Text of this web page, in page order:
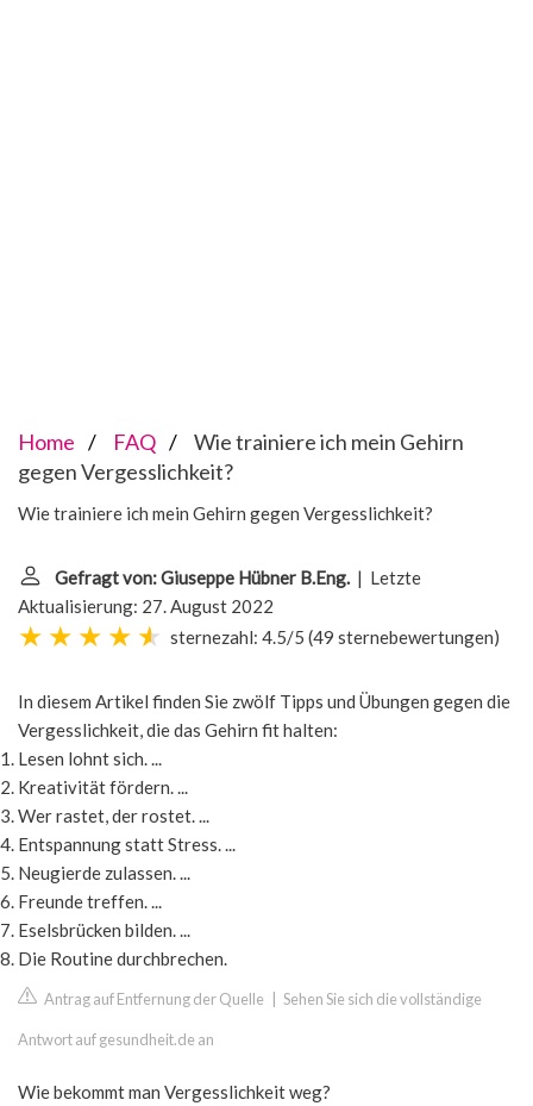
Home FAQ
Wie trainiere ich mein Gehirn
gegen Vergesslichkeit?
Wie trainiere ich mein Gehirn gegen Vergesslichkeit?
Gefragt von: Giuseppe Hübner B.Eng. | Letzte
Aktualisierung: 27. August 2022
sternezahl: 4.5/5 (49 sternebewertungen)
In diesem Artikel finden Sie zwölf Tipps und Übungen gegen die
Vergesslichkeit, die das Gehirn fit halten:
Lesen lohnt sich. ...
Kreativität fördern. ...
Wer rastet, der rostet. ...
Entspannung statt Stress. ...
Neugierde zulassen. ...
Freunde treffen. ...
Eselsbrücken bilden. ...
Die Routine durchbrechen.
Antrag auf Entfernung der Quelle Sehen Sie sich die vollständige
Antwort auf gesundheit.de an
Wie bekommt man Vergesslichkeit weg?